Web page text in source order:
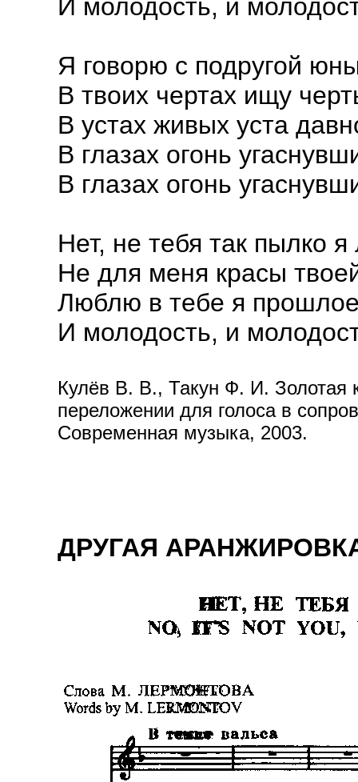
И молодость, и
Я говорю с подругой
В твоих чертах ищу
В устах живых уста
В глазах огонь
В глазах огонь
Нет, не тебя так пылко
Не для меня красы
Люблю в тебе я
И молодость, и
Кулёв В. В., Такун Ф. И. Золотая
переложении для голоса в
Современная музыка, 2003.
ДРУГАЯ